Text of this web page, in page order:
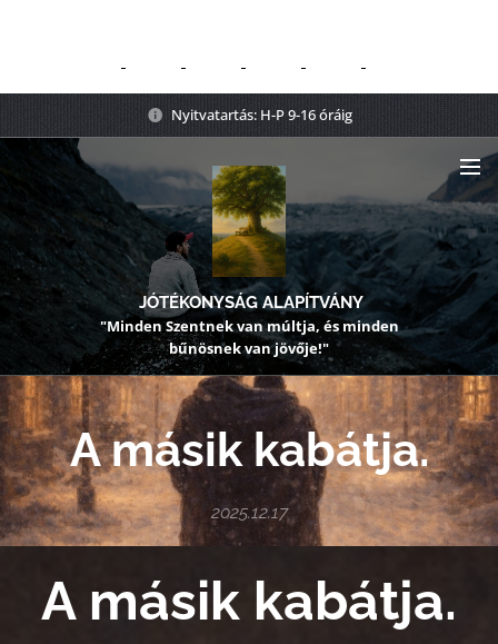
Nyitvatartás: H-P 9-16 óráig
JÓTÉKONYSÁG ALAPÍTVÁNY
"Minden Szentnek van múltja, és minden
bűnösnek van jövője!"
A másik kabátja.
2025.12.17
A másik kabátja.